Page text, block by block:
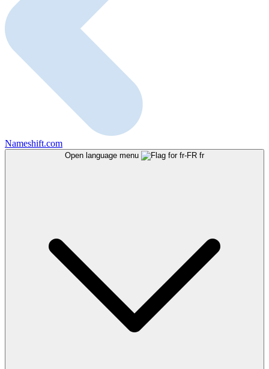
Nameshift.com
Open language menu fr